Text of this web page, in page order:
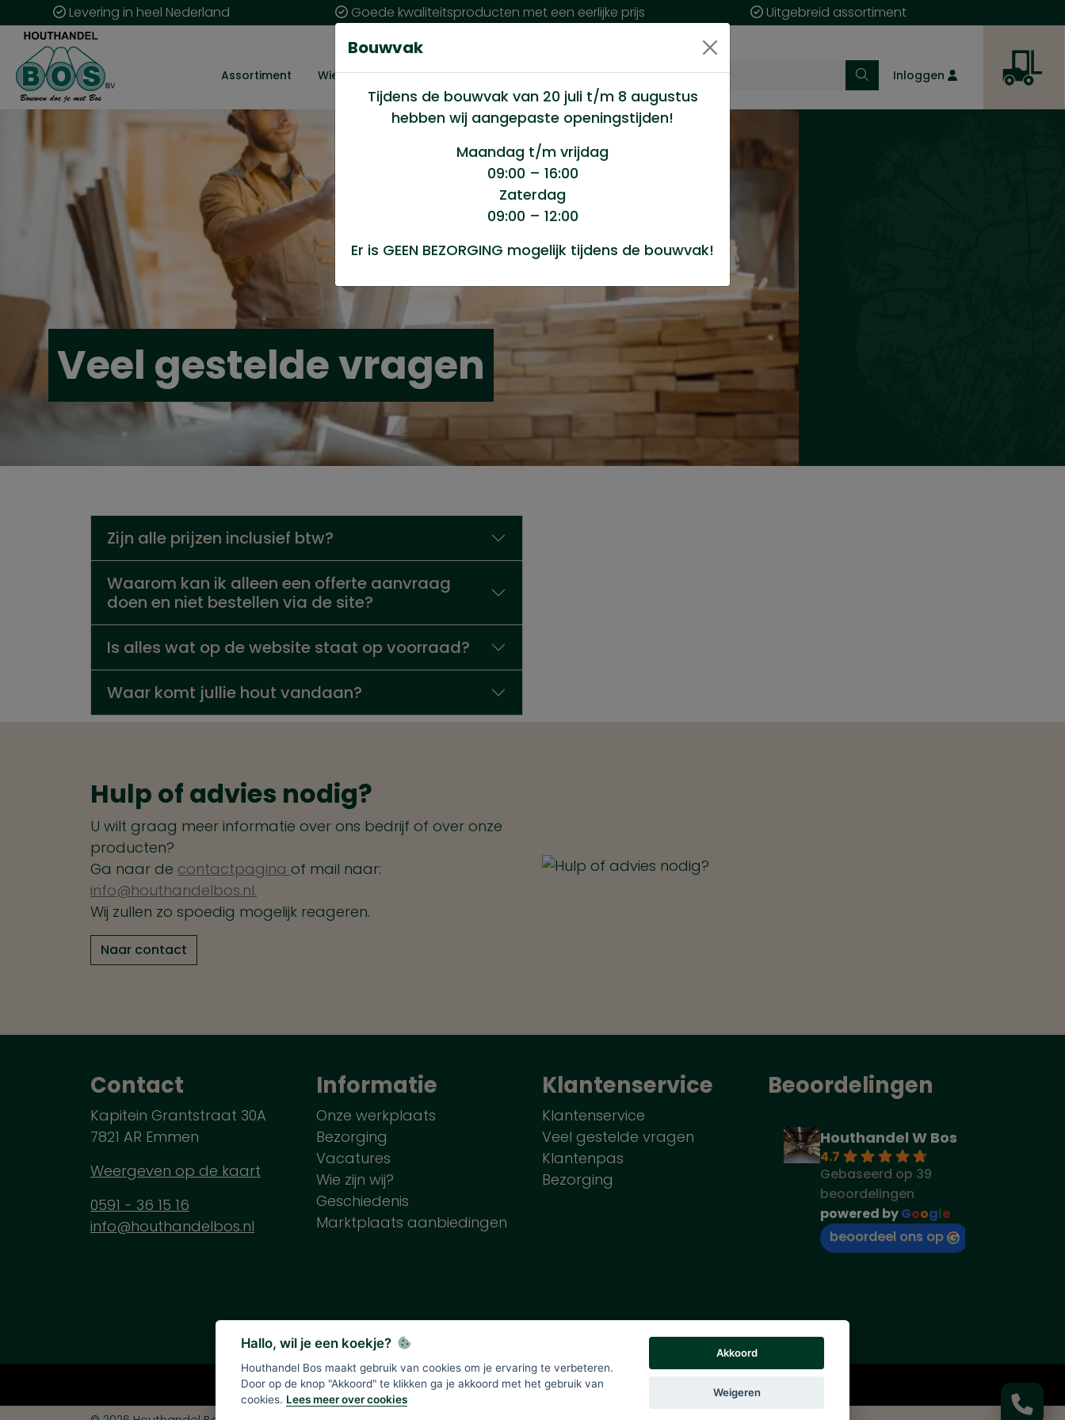
Levering in heel Nederland Goede kwaliteitsproducten met een eerlijke prijs Uitgebreid assortiment
Assortiment Wie zijn wij? Klantenservice Nieuws Inloggen
Veel gestelde vragen
Zijn alle prijzen inclusief btw?
Waarom kan ik alleen een offerte aanvraag
doen en niet bestellen via de site?
Is alles wat op de website staat op voorraad?
Waar komt jullie hout vandaan?
Hulp of advies nodig?
U wilt graag meer informatie over ons bedrijf of over onze
producten?
Ga naar de contactpagina of mail naar:
info@houthandelbos.nl.
Wij zullen zo spoedig mogelijk reageren.
Naar contact
Contact
Kapitein Grantstraat 30A
7821 AR Emmen
Weergeven op de kaart
0591 - 36 15 16
info@houthandelbos.nl
Informatie
Onze werkplaats
Bezorging
Vacatures
Wie zijn wij?
Geschiedenis
Marktplaats aanbiedingen
Klantenservice
Klantenservice
Veel gestelde vragen
Klantenpas
Bezorging
Beoordelingen
Houthandel W Bos
4.7
Gebaseerd op 39
beoordelingen
powered byGoogle
beoordeel ons op
Alle vermelde prijzen zijn onder voorbehoud en incl. 21% BTW. Tenzij anders vermeld.
Bouwvak
Tijdens de bouwvak van 20 juli t/m 8 augustus
hebben wij aangepaste openingstijden!
Maandag t/m vrijdag
09:00 – 16:00
Zaterdag
09:00 – 12:00
Er is GEEN BEZORGING mogelijk tijdens de bouwvak!
Hallo, wil je een koekje?
Houthandel Bos maakt gebruik van cookies om je ervaring te verbeteren.
Door op de knop "Akkoord" te klikken ga je akkoord met het gebruik van
cookies. Lees meer over cookies
Akkoord
Weigeren